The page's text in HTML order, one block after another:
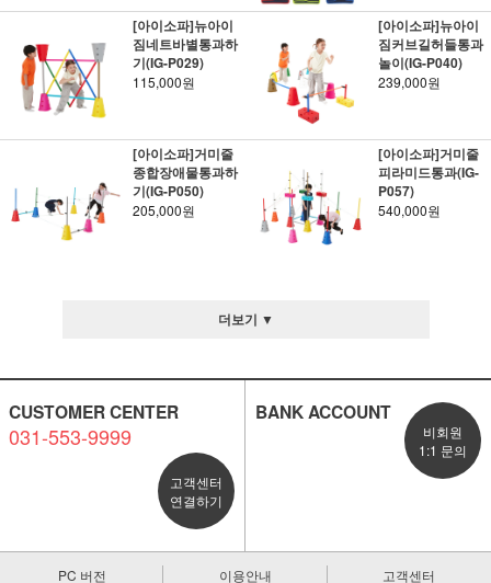
[아이소파]뉴아이
짐네트바별통과하
기(IG-P029)
115,000원
[아이소파]뉴아이
짐커브길허들통과
놀이(IG-P040)
239,000원
[아이소파]거미줄
종합장애물통과하
기(IG-P050)
205,000원
[아이소파]거미줄
피라미드통과(IG-
P057)
540,000원
더보기 ▼
CUSTOMER CENTER
031-553-9999
고객센터
연결하기
BANK ACCOUNT
비회원
1:1 문의
PC 버전 이용안내 고객센터